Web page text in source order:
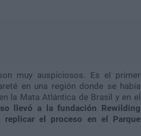
muy auspiciosos. Es el primer
en una región donde se había
la Mata Atlántica de Brasil y en el
llevó a la fundación Rewilding
replicar el proceso en el Parque